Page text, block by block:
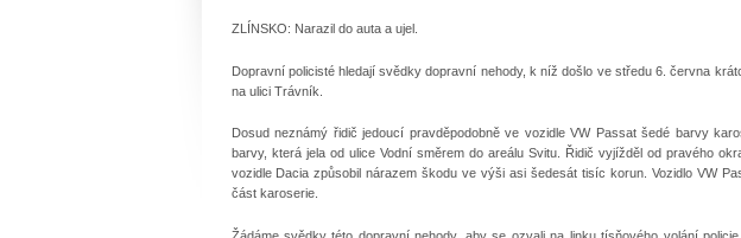
ZLÍNSKO: Narazil do auta a ujel.
Dopravní policisté hledají svědky dopravní nehody, k níž došlo ve středu 6. června
na ulici Trávník.
Dosud neznámý řidič jedoucí pravděpodobně ve vozidle VW Passat šedé barvy
barvy, která jela od ulice Vodní směrem do areálu Svitu. Řidič vyjížděl od pravého
vozidle Dacia způsobil nárazem škodu ve výši asi šedesát tisíc korun. Vozidlo VW
část karoserie.